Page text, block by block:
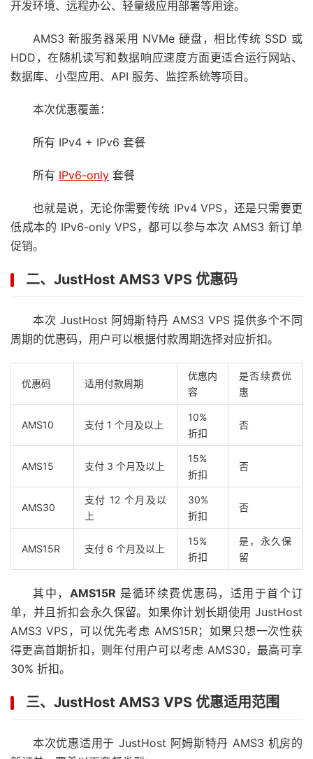
开发环境、远程办公、轻量级应用部署等用途。
AMS3 新服务器采用 NVMe 硬盘，相比传统 SSD 或
HDD，在随机读写和数据响应速度方面更适合运行网站、
数据库、小型应用、API 服务、监控系统等项目。
本次优惠覆盖：
所有 IPv4 + IPv6 套餐
所有 IPv6-only 套餐
也就是说，无论你需要传统 IPv4 VPS，还是只需要更
低成本的 IPv6-only VPS，都可以参与本次 AMS3 新订单
促销。
二、JustHost AMS3 VPS 优惠码
本次 JustHost 阿姆斯特丹 AMS3 VPS 提供多个不同
周期的优惠码，用户可以根据付款周期选择对应折扣。
优惠码 适用付款周期
优惠内
容
是否续费优
惠
AMS10 支付 1 个月及以上
10%
折扣
否
AMS15 支付 3 个月及以上
15%
折扣
否
AMS30
支付 12 个月及以
上
30%
折扣
否
AMS15R 支付 6 个月及以上
15%
折扣
是，永久保
留
其中， AMS15R 是循环续费优惠码，适用于首个订
单，并且折扣会永久保留。如果你计划长期使用 JustHost
AMS3 VPS，可以优先考虑 AMS15R；如果只想一次性获
得更高首期折扣，则年付用户可以考虑 AMS30，最高可享
30% 折扣。
三、JustHost AMS3 VPS 优惠适用范围
本次优惠适用于 JustHost 阿姆斯特丹 AMS3 机房的